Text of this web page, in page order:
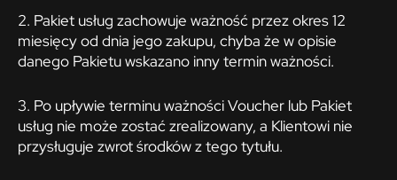
2. Pakiet usług zachowuje ważność przez okres 12
miesięcy od dnia jego zakupu, chyba że w opisie
danego Pakietu wskazano inny termin ważności.
3. Po upływie terminu ważności Voucher lub Pakiet
usług nie może zostać zrealizowany, a Klientowi nie
przysługuje zwrot środków z tego tytułu.